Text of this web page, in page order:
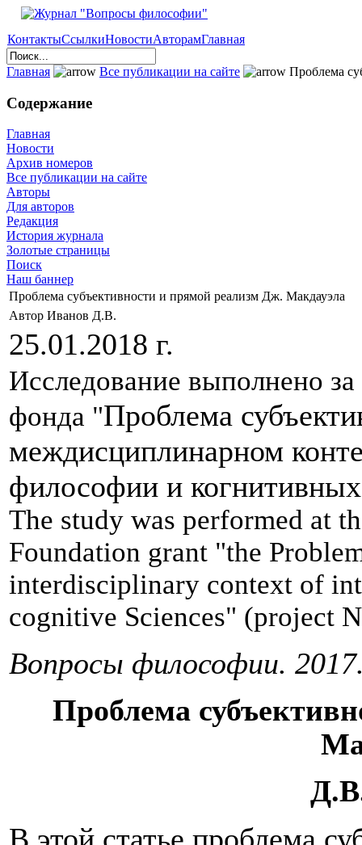
КонтактыСсылкиНовостиАвторамГлавная
Главная Все публикации на сайте Проблема
Содержание
Главная
Новости
Архив номеров
Все публикации на сайте
Авторы
Для авторов
Редакция
История журнала
Золотые страницы
Поиск
Наш баннер
Проблема субъективности и прямой реализм Дж. Макдауэла
Автор Иванов Д.В.
25.01.2018 г.
Исследование выполнено за
фонда "Проблема
междисциплинарном
философии и
The study was performed at
Foundation grant "the
interdisciplinary context of
cognitive Sciences" (project
Вопросы философии.
Проблема